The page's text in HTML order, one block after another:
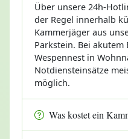
Über unsere 24h-
der Regel innerhalb
Kammerjäger aus
Parkstein. Bei akutem
Wespennest in
Notdiensteinsätze
möglich.
Was kostet ein